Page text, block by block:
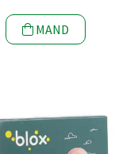
MAND